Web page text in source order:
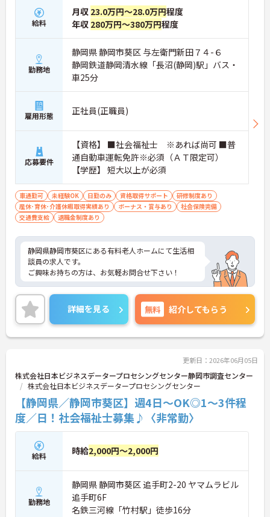
給料
月収 23.0万円～28.0万円程度
年収 280万円～380万円程度
勤務地
静岡県 静岡市葵区 与左衛門新田７４-６
静岡鉄道静岡清水線「長沼(静岡)駅」バス・
車25分
雇用形態 正社員(正職員)
応募要件
【資格】 ■社会福祉士 ※あれば尚可 ■普
通自動車運転免許※必須（ＡＴ限定可）
【学歴】 短大以上が必須
車通勤可 未経験OK 日勤のみ 資格取得サポート
研修制度あり
産休･育休･介護休暇取得実績あり
ボーナス・賞与あり
社会保険完備
交通費支給
退職金制度あり
静岡県静岡市葵区にある有料老人ホームにて生活相
談員の求人です。
ご興味お持ちの方は、お気軽お問合せ下さい！
詳細を見る 無料 紹介してもらう
更新日：2026年06月05日
株式会社日本ビジネスデータープロセシングセンター静岡市調査センター
株式会社日本ビジネスデータープロセシングセンター
【静岡県／静岡市葵区】週4日～OK◎1～3件程
度／日！社会福祉士募集♪〈非常勤〉
給料 時給2,000円～2,000円
勤務地
静岡県 静岡市葵区 追手町2-20 ヤマムラビル
追手町6F
名鉄三河線「竹村駅」徒歩16分